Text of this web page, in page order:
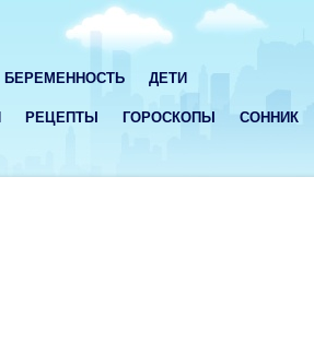
БЕРЕМЕННОСТЬ ДЕТИ
РЕЦЕПТЫ ГОРОСКОПЫ СОННИК